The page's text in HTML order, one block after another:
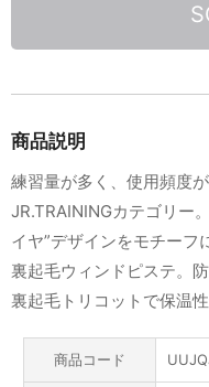
商品説明
練習量が多く、使用頻度
JR.TRAININGカテゴリー
イヤ”デザインをモチー
裏起毛ウィンドピステ。
裏起毛トリコットで保温性
商品コード